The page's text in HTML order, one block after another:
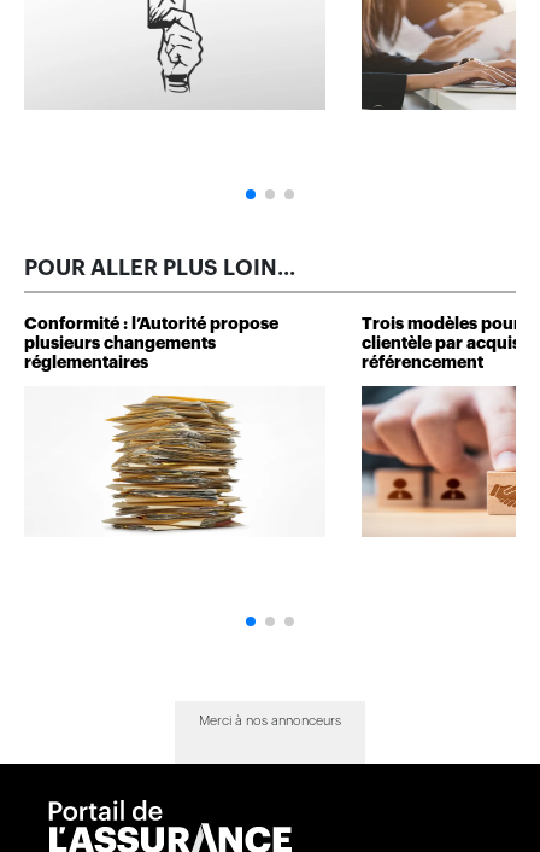
POUR ALLER PLUS LOIN...
Conformité : l’Autorité propose
plusieurs changements
réglementaires
Trois modèles pour
clientèle par
référencement
Merci à nos annonceurs